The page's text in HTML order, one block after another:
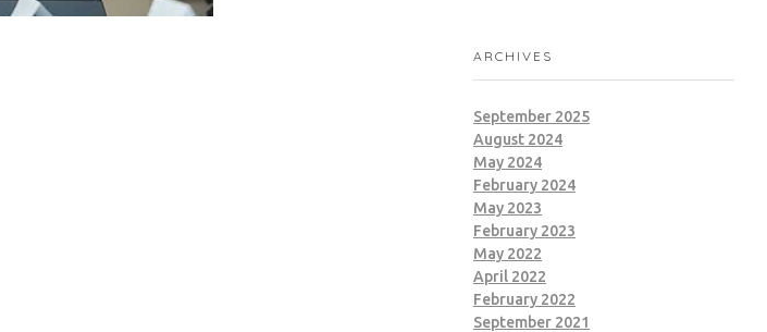
ARCHIVES
September 2025
August 2024
May 2024
February 2024
May 2023
February 2023
May 2022
April 2022
February 2022
September 2021